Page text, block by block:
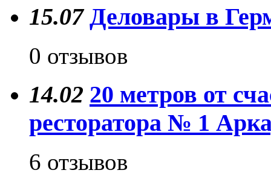
15.07 Деловары в
0 отзывов
14.02 20 метров от
ресторатора № 1
6 отзывов